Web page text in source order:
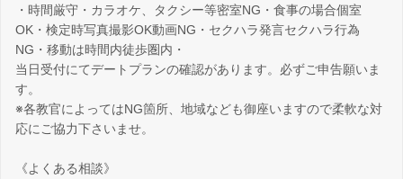
・時間厳守・カラオケ、タクシー等密室NG・食事の場合個室
OK・検定時写真撮影OK動画NG・セクハラ発言セクハラ行為
NG・移動は時間内徒歩圏内・
当日受付にてデートプランの確認があります。必ずご申告願いま
す。
※各教官によってはNG箇所、地域なども御座いますので柔軟な対
応にご協力下さいませ。
《よくある相談》